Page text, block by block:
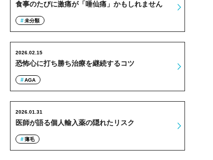
食事のたびに激痛が「唾仙痛」かもしれません
未分類
恐怖心に打ち勝ち治療を継続するコツ
2026.02.15
AGA
医師が語る個人輸入薬の隠れたリスク
2026.01.31
薄毛